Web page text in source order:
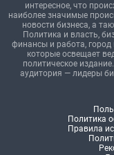
интересное, что
наиболее значимые
новости бизнеса, а
Политика и власть,
финансы и работа, город
которые освещает
политическое
аудитория — лидеры
Политика
Правила